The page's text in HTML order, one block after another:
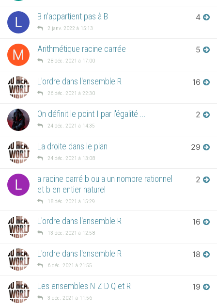
L B n'appartient pas à B
2 janv. 2022 à 15:13
4
M Arithmétique racine carrée
28 déc. 2021 à 17:00
5
L'ordre dans l'ensemble R
26 déc. 2021 à 22:30
16
On définit le point I par l'égalité ...
24 déc. 2021 à 14:35
2
La droite dans le plan
24 déc. 2021 à 13:08
29
L
a racine carré b ou a un nombre rationnel
et b en entier naturel
18 déc. 2021 à 15:29
2
L'ordre dans l'ensemble R
13 déc. 2021 à 12:58
16
L'ordre dans l'ensemble R
6 déc. 2021 à 21:55
18
Les ensembles N Z D Q et R
3 déc. 2021 à 11:56
19